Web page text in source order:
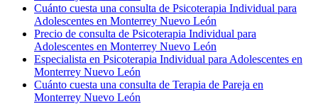
Cuánto cuesta una consulta de Psicoterapia Individual para
Adolescentes en Monterrey Nuevo León
Precio de consulta de Psicoterapia Individual para
Adolescentes en Monterrey Nuevo León
Especialista en Psicoterapia Individual para Adolescentes en
Monterrey Nuevo León
Cuánto cuesta una consulta de Terapia de Pareja en
Monterrey Nuevo León